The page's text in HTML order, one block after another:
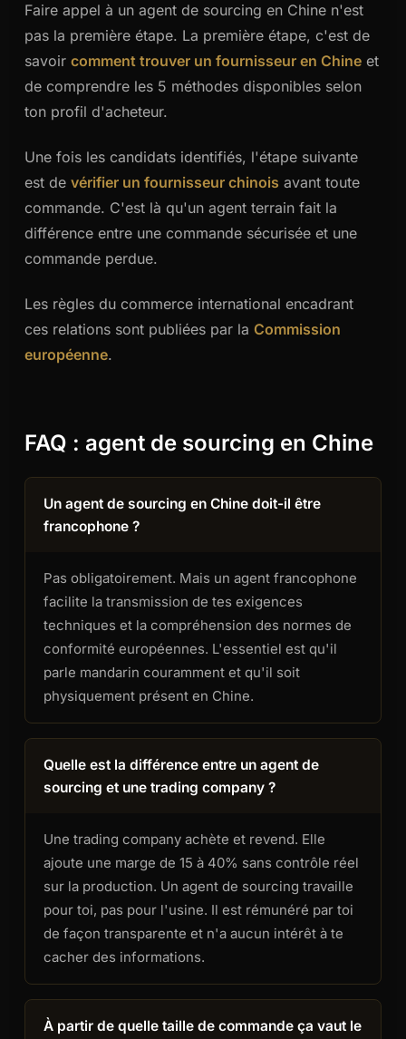
Faire appel à un agent de sourcing en Chine n'est
pas la première étape. La première étape, c'est de
savoircomment trouver un fournisseur en Chine et
de comprendre les 5 méthodes disponibles selon
ton profil d'acheteur.
Une fois les candidats identifiés, l'étape suivante
est devérifier un fournisseur chinois avant toute
commande. C'est là qu'un agent terrain fait la
différence entre une commande sécurisée et une
commande perdue.
Les règles du commerce international encadrant
ces relations sont publiées par laCommission
européenne.
FAQ : agent de sourcing en Chine
Un agent de sourcing en Chine doit-il être
francophone ?
Pas obligatoirement. Mais un agent francophone
facilite la transmission de tes exigences
techniques et la compréhension des normes de
conformité européennes. L'essentiel est qu'il
parle mandarin couramment et qu'il soit
physiquement présent en Chine.
Quelle est la différence entre un agent de
sourcing et une trading company ?
Une trading company achète et revend. Elle
ajoute une marge de 15 à 40% sans contrôle réel
sur la production. Un agent de sourcing travaille
pour toi, pas pour l'usine. Il est rémunéré par toi
de façon transparente et n'a aucun intérêt à te
cacher des informations.
À partir de quelle taille de commande ça vaut le